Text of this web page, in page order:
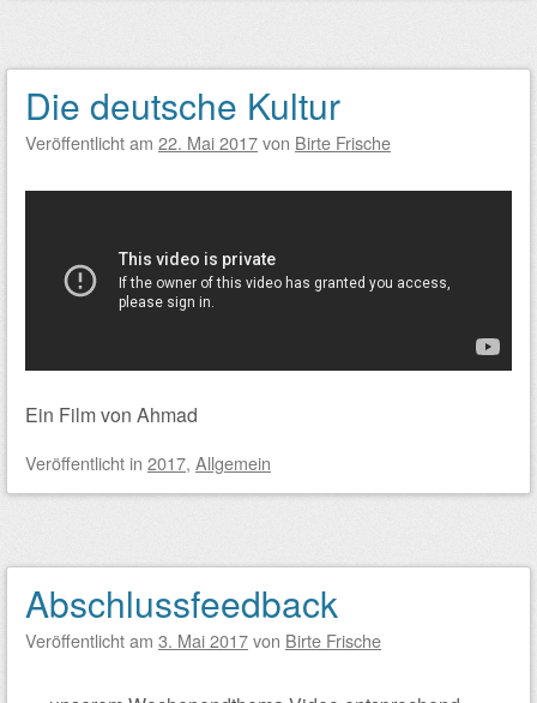
Die deutsche Kultur
Veröffentlicht am 22. Mai 2017von Birte Frische
Ein Film von Ahmad
Veröffentlicht in 2017, Allgemein
Abschlussfeedback
Veröffentlicht am 3. Mai 2017von Birte Frische